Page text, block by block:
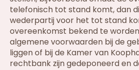
telefonisch tot stand komt, dan
wederpartij voor het tot stand
overeenkomst bekend te
algemene voorwaarden bij de
liggen of bij de Kamer van
rechtbank zijn gedeponeerd en